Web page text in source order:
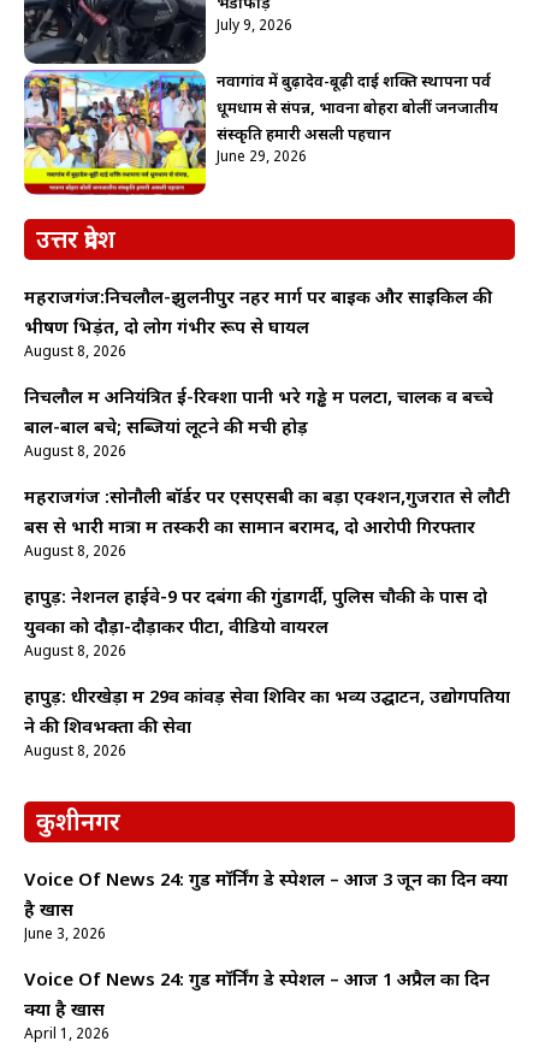
भंडाफोड़
July 9, 2026
नवागांव में बुढ़ादेव-बूढ़ी दाई शक्ति स्थापना पर्व
धूमधाम से संपन्न, भावना बोहरा बोलीं जनजातीय
संस्कृति हमारी असली पहचान
June 29, 2026
उत्तर प्रदेश
महराजगंज:निचलौल-झुलनीपुर नहर मार्ग पर बाइक और साइकिल की
भीषण भिड़ंत, दो लोग गंभीर रूप से घायल
August 8, 2026
निचलौल में अनियंत्रित ई-रिक्शा पानी भरे गड्ढे में पलटा, चालक व बच्चे
बाल-बाल बचे; सब्जियां लूटने की मची होड़
August 8, 2026
महराजगंज :सोनौली बॉर्डर पर एसएसबी का बड़ा एक्शन,गुजरात से लौटी
बस से भारी मात्रा में तस्करी का सामान बरामद, दो आरोपी गिरफ्तार
August 8, 2026
हापुड़: नेशनल हाईवे-9 पर दबंगों की गुंडागर्दी, पुलिस चौकी के पास दो
युवकों को दौड़ा-दौड़ाकर पीटा, वीडियो वायरल
August 8, 2026
हापुड़: धीरखेड़ा में 29वें कांवड़ सेवा शिविर का भव्य उद्घाटन, उद्योगपतियों
ने की शिवभक्तों की सेवा
August 8, 2026
कुशीनगर
Voice Of News 24: गुड माॅर्निंग डे स्पेशल – आज 3 जून का दिन क्यों
है खास
June 3, 2026
Voice Of News 24: गुड माॅर्निंग डे स्पेशल – आज 1 अप्रैल का दिन
क्यों है खास
April 1, 2026